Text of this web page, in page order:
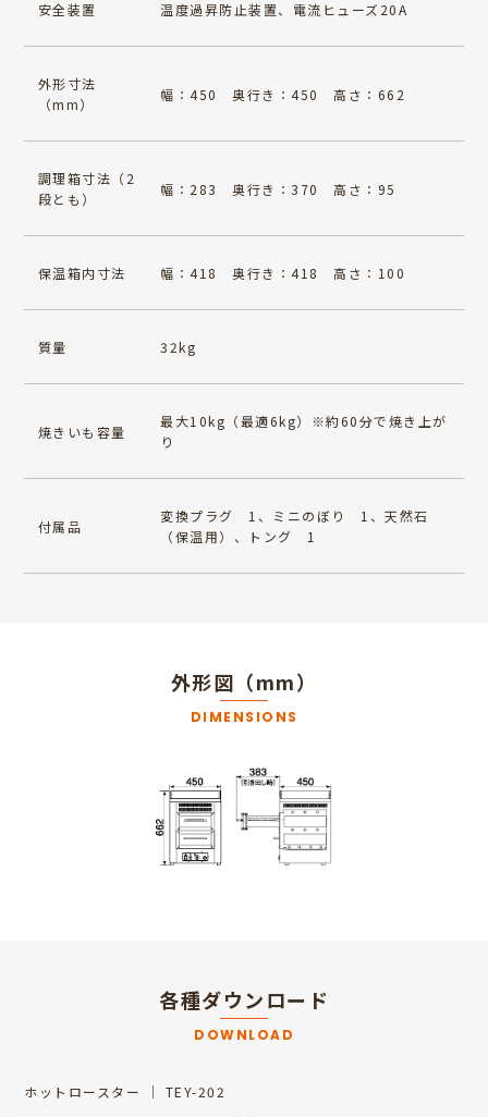
安全装置 温度過昇防止装置、電流ヒューズ20A
外形寸法
（mm）
幅：450 奥行き：450 高さ：662
調理箱寸法（2
段とも）
幅：283 奥行き：370 高さ：95
保温箱内寸法 幅：418 奥行き：418 高さ：100
質量 32kg
焼きいも容量
最大10kg（最適6kg）※約60分で焼き上が
り
付属品
変換プラグ 1、ミニのぼり 1、天然石
（保温用）、トング 1
外形図（mm）
DIMENSIONS
各種ダウンロード
DOWNLOAD
ホットロースター ｜ TEY-202